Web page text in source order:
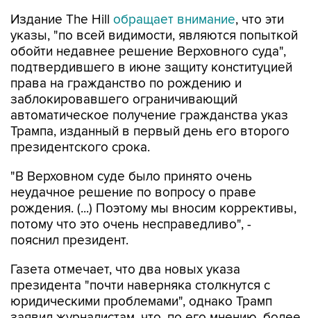
Издание The Hill обращает внимание, что эти
указы, "по всей видимости, являются попыткой
обойти недавнее решение Верховного суда",
подтвердившего в июне защиту конституцией
права на гражданство по рождению и
заблокировавшего ограничивающий
автоматическое получение гражданства указ
Трампа, изданный в первый день его второго
президентского срока.
"В Верховном суде было принято очень
неудачное решение по вопросу о праве
рождения. (...) Поэтому мы вносим коррективы,
потому что это очень несправедливо", -
пояснил президент.
Газета отмечает, что два новых указа
президента "почти наверняка столкнутся с
юридическими проблемами", однако Трамп